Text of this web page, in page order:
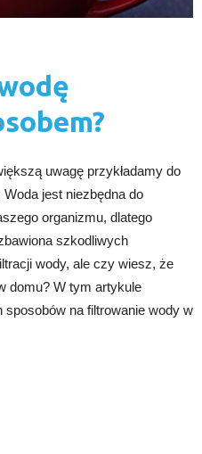
uwagę przykładamy do
jest niezbędna do
organizmu, dlatego
szkodliwych
wody, ale czy wiesz, że
domu? W tym artykule
na filtrowanie wody w